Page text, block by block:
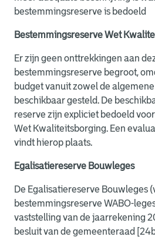
bestemmingsreserve is bedoeld
BestemmingsreserveWet
Er zijn geen onttrekkingen aan
bestemmingsreserve begroot,
budget vanuit zowel de
beschikbaar gesteld. De
reserve zijn expliciet bedoeld
Wet Kwaliteitsborging. Een
vindt hierop plaats.
Egalisatiereserve Bouwleges
De Egalisatiereserve Bouwleges
bestemmingsreserve WABO-
vaststelling van de jaarrekening
besluit van de gemeenteraad